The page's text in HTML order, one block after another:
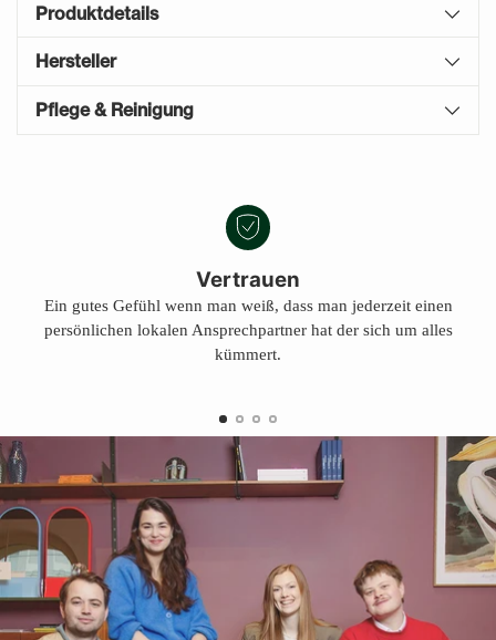
Produktdetails
Hersteller
Pflege & Reinigung
K
A
Vertrauen
Ein gutes Gefühl wenn man weiß, dass man jederzeit einen
persönlichen lokalen Ansprechpartner hat der sich um alles
kümmert.